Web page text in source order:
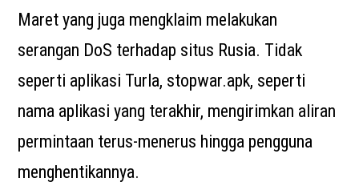
Maret yang juga mengklaim melakukan
serangan DoS terhadap situs Rusia. Tidak
seperti aplikasi Turla, stopwar.apk, seperti
nama aplikasi yang terakhir, mengirimkan aliran
permintaan terus-menerus hingga pengguna
menghentikannya.